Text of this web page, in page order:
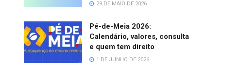
29 DE MAIO DE 2026
Pé-de-Meia 2026:
Calendário, valores, consulta
e quem tem direito
1 DE JUNHO DE 2026